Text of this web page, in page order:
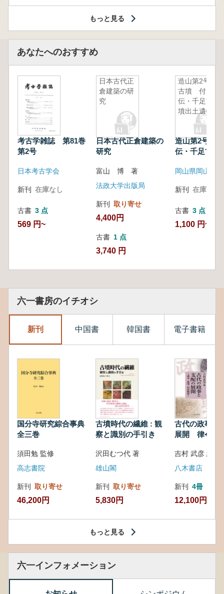
もっと見る
あなたへのおすすめ
考古学雑誌 第81巻
第2号
日本考古学会
新刊 在庫なし
古書 3 点
569 円~
日本古代正
倉建築の研
究
日本古代正倉建築の
研究
富山 博 著
法政大学出版局
新刊 取り寄せ
4,400円
古書 1 点
3,740 円
造山第2号
古墳 付
伝・千足古
墳出土遺物
造山第2号古
伝・千足古墳
新刊 在庫なし
古書 3 点
1,100 円~
六一書房のイチオシ
新刊 中国書 韓国書 電子書籍
国分寺研究綜合事典
全三巻
須田勉 監修
高志書院
新刊 取り寄せ
46,200円
古墳時代の繊維 : 観
察と識別の手引き
沢田むつ代 著
雄山閣
新刊 取り寄せ
5,830円
古代の政事と
展開 律令・
吉村 武彦 編集
八木書店
新刊 4冊
12,100円
もっと見る
六一インフォメーション